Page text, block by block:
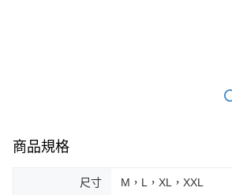
商品規格
尺寸 M，L，XL，XXL